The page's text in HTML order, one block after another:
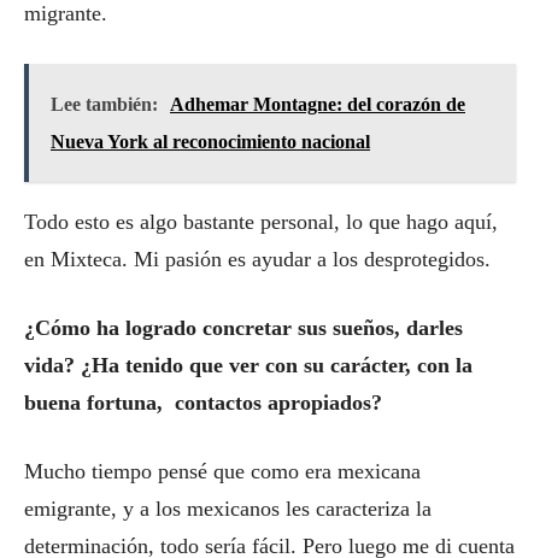
migrante.
Lee también:
Adhemar Montagne: del corazón de
Nueva York al reconocimiento nacional
Todo esto es algo bastante personal, lo que hago aquí,
en Mixteca. Mi pasión es ayudar a los desprotegidos.
¿Cómo ha logrado concretar sus sueños, darles
vida? ¿Ha tenido que ver con su carácter, con la
buena fortuna, contactos apropiados?
Mucho tiempo pensé que como era mexicana
emigrante, y a los mexicanos les caracteriza la
determinación, todo sería fácil. Pero luego me di cuenta